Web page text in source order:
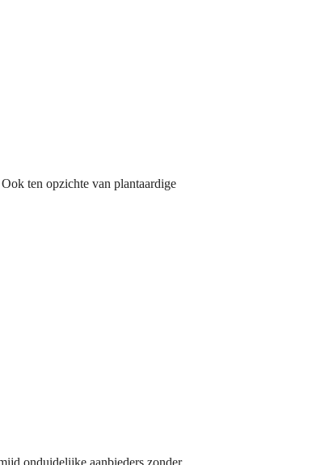
ten opzichte van plantaardige
onduidelijke aanbieders zonder